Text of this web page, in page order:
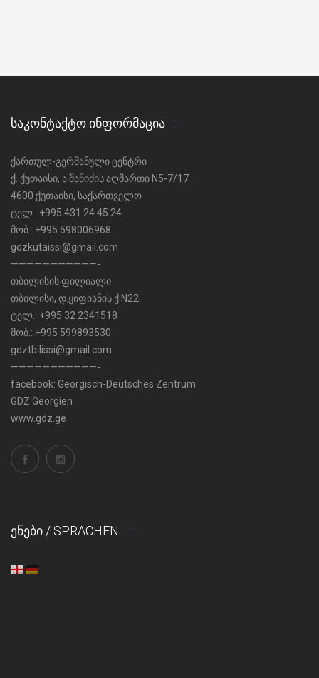
ᲡᲐᲙᲝᲜᲢᲐᲥᲢᲝ ᲘᲜᲤᲝᲠᲛᲐᲪᲘᲐ
ქართულ-გერმანული ცენტრი
ქ. ქუთაისი, ა.შანიძის აღმართი N5-7/17
4600 ქუთაისი, საქართველო
ტელ.: +995 431 24 45 24
მობ.: +995 598006968
gdzkutaissi@gmail.com
———————————-
თბილისის ფილიალი
თბილისი, დ.ყიფიანის ქ.N22
ტელ.: +995 32 2341518
მობ.: +995 599893530
gdztbilissi@gmail.com
———————————-
facebook: Georgisch-Deutsches Zentrum
GDZ Georgien
www.gdz.ge
ᲔᲜᲔᲑᲘ / SPRACHEN: